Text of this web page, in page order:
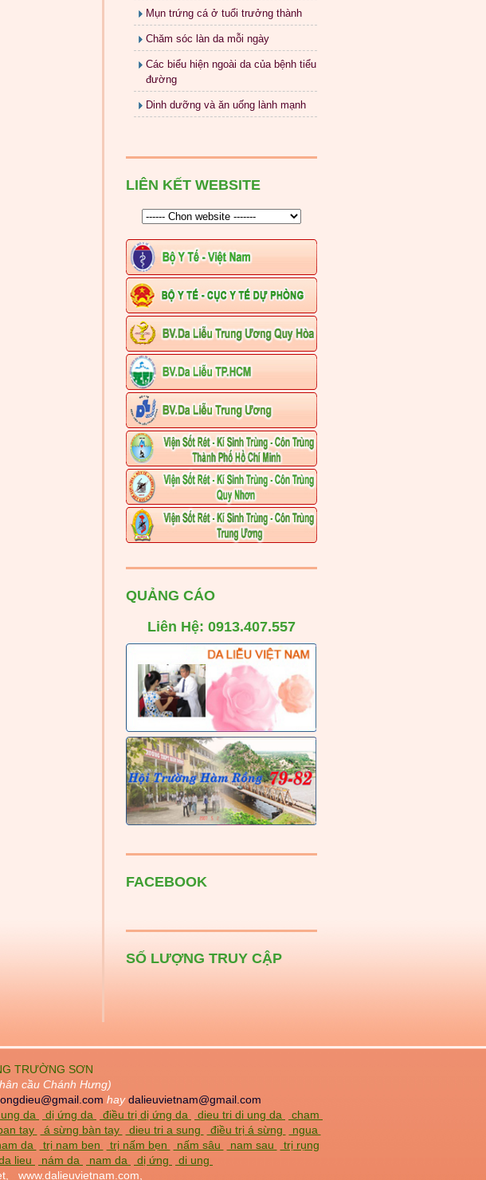
Mụn trứng cá ở tuổi trưởng thành
Chăm sóc làn da mỗi ngày
Các biểu hiện ngoài da của bệnh tiểu
đường
Dinh dưỡng và ăn uống lành mạnh
LIÊN KẾT WEBSITE
QUẢNG CÁO
Liên Hệ: 0913.407.557
FACEBOOK
SỐ LƯỢNG TRUY CẬP
TRƯỜNG SƠN
cầu Chánh Hưng)
haydalieuvietnam@gmail.com
da dị ứng da điều trị dị ứng da dieu tri di ung da
cham
tay á sừng bàn tay dieu tri a sung điều trị á sừng
ngua
da trị nam ben trị nấm bẹn nấm sâu nam sau
trị rụng
lieu nám da nam da dị ứng
di ung
www.dalieuvietnam.com,